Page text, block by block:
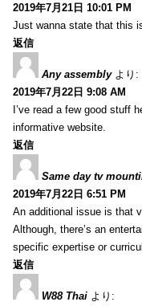
2019年7月21日 10:01 PM
Just wanna state that this
返信
Any assembly より:
2019年7月22日 9:08 AM
I’ve read a few good stuff
informative website.
返信
Same day tv
2019年7月22日 6:51 PM
An additional issue is that
Although, there’s an
specific expertise or
返信
W88 Thai より: